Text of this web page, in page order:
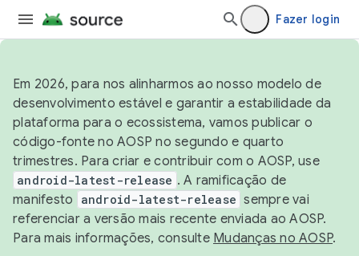
Fazer login
Em 2026, para nos alinharmos ao nosso modelo de
desenvolvimento estável e garantir a estabilidade da
plataforma para o ecossistema, vamos publicar o
código-fonte no AOSP no segundo e quarto
trimestres. Para criar e contribuir com o AOSP, use
android-latest-release . A ramificação de
manifesto
android-latest-release sempre vai
referenciar a versão mais recente enviada ao AOSP.
Para mais informações, consulte Mudanças no AOSP.